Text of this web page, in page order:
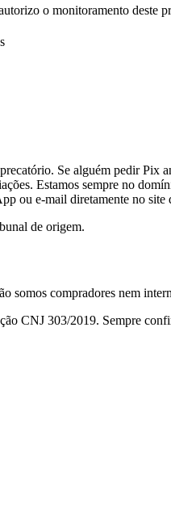
o monitoramento deste
Se alguém pedir Pix
Estamos sempre no
ou e-mail diretamente no site
de origem.
somos compradores nem
CNJ 303/2019. Sempre